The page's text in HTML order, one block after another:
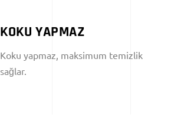
KOKU YAPMAZ
Koku yapmaz, maksimum temizlik
sağlar.